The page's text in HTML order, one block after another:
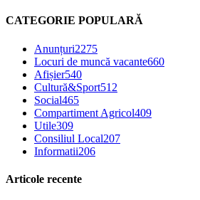
CATEGORIE POPULARĂ
Anunțuri2275
Locuri de muncă vacante660
Afișier540
Cultură&Sport512
Social465
Compartiment Agricol409
Utile309
Consiliul Local207
Informatii206
Articole recente